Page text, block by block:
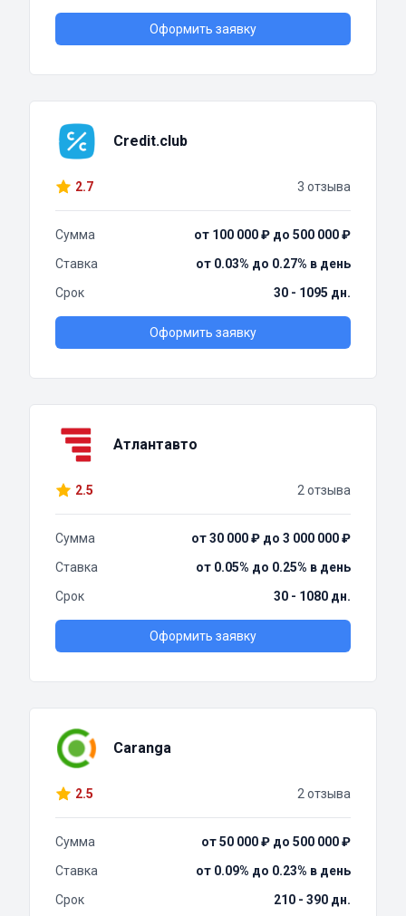
Оформить заявку
Credit.club
2.7 3 отзыва
Сумма
от 100 000 ₽ до 500 000 ₽
Ставка
от 0.03% до 0.27% в день
Срок
30 - 1095 дн.
Оформить заявку
Атлантавто
2.5 2 отзыва
Сумма
от 30 000 ₽ до 3 000 000 ₽
Ставка
от 0.05% до 0.25% в день
Срок
30 - 1080 дн.
Оформить заявку
Caranga
2.5 2 отзыва
Сумма
от 50 000 ₽ до 500 000 ₽
Ставка
от 0.09% до 0.23% в день
Срок
210 - 390 дн.